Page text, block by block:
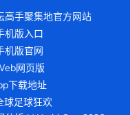
高手聚集地官方网站
机版入口
机版官网
网页版
下载地址
球足球狂欢